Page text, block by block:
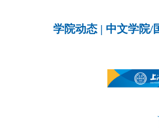
学院动态 | 中文学院/